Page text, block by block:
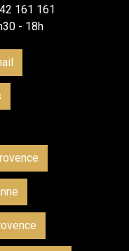
161 161
- 18h